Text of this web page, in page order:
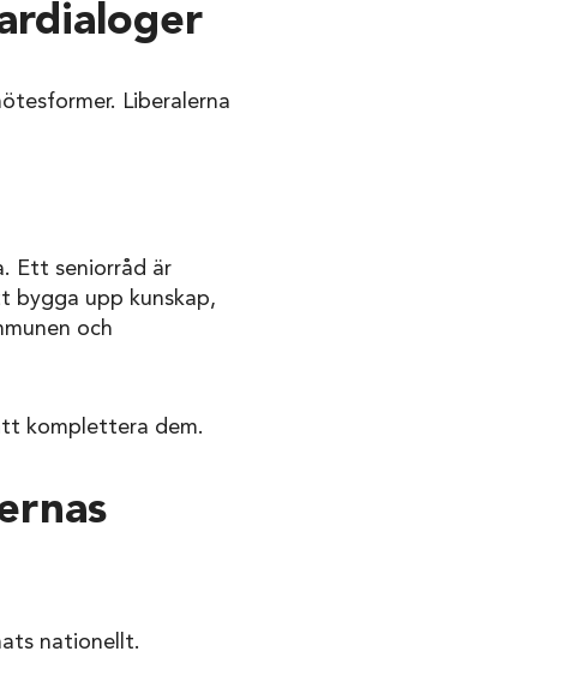
Liberalerna
Ett seniorråd är
bygga upp kunskap,
och
komplettera dem.
nationellt.